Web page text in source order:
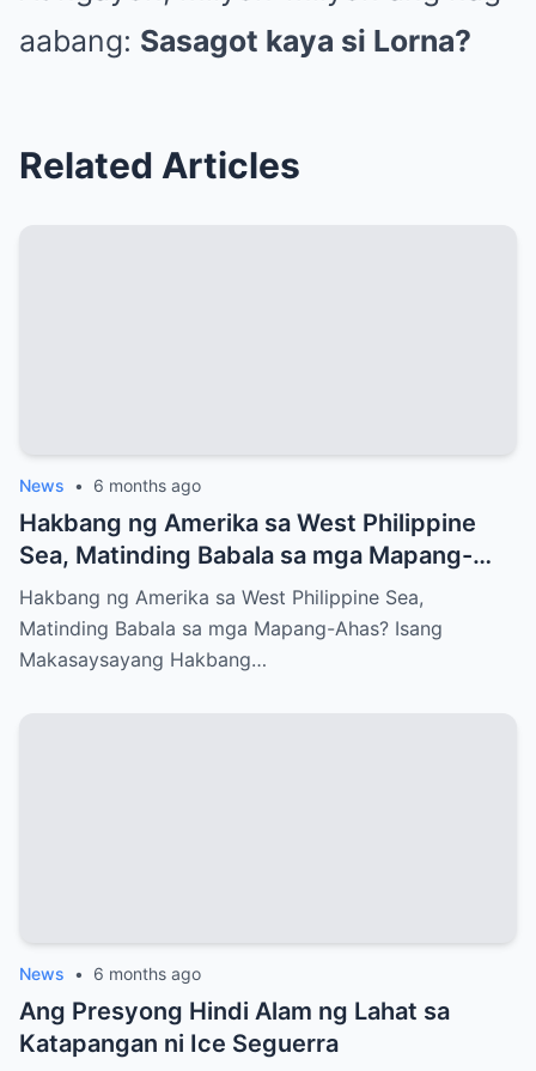
aabang: Sasagot kaya si Lorna?
Related Articles
News • 6 months ago
Hakbang ng Amerika sa West Philippine
Sea, Matinding Babala sa mga Mapang-
Ahas?
Hakbang ng Amerika sa West Philippine Sea,
Matinding Babala sa mga Mapang-Ahas? Isang
Makasaysayang Hakbang…
News • 6 months ago
Ang Presyong Hindi Alam ng Lahat sa
Katapangan ni Ice Seguerra